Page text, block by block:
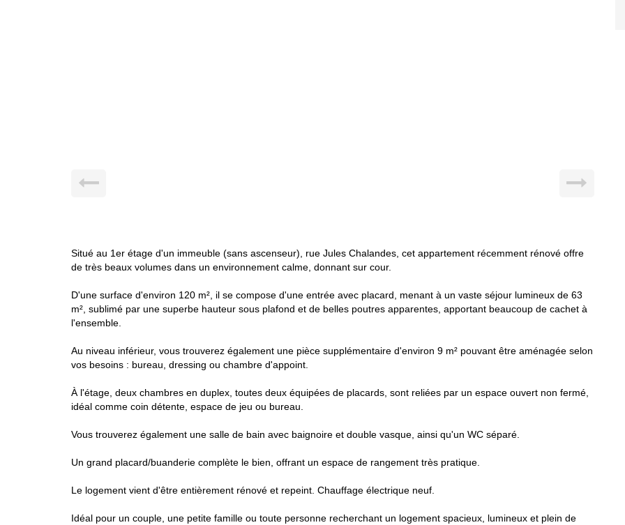
Situé au 1er étage d'un immeuble (sans ascenseur), rue Jules Chalandes, cet appartement récemment rénové offre
de très beaux volumes dans un environnement calme, donnant sur cour.
D'une surface d'environ 120 m², il se compose d'une entrée avec placard, menant à un vaste séjour lumineux de 63
m², sublimé par une superbe hauteur sous plafond et de belles poutres apparentes, apportant beaucoup de cachet à
l'ensemble.
Au niveau inférieur, vous trouverez également une pièce supplémentaire d'environ 9 m² pouvant être aménagée selon
vos besoins : bureau, dressing ou chambre d'appoint.
À l'étage, deux chambres en duplex, toutes deux équipées de placards, sont reliées par un espace ouvert non fermé,
idéal comme coin détente, espace de jeu ou bureau.
Vous trouverez également une salle de bain avec baignoire et double vasque, ainsi qu'un WC séparé.
Un grand placard/buanderie complète le bien, offrant un espace de rangement très pratique.
Le logement vient d'être entièrement rénové et repeint. Chauffage électrique neuf.
Idéal pour un couple, une petite famille ou toute personne recherchant un logement spacieux, lumineux et plein de